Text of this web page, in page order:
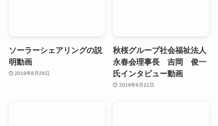
ソーラーシェアリングの説
明動画
2019年6月28日
秋桜グループ社会福祉法人
永春会理事長 吉岡 俊一
氏インタビュー動画
2019年6月21日